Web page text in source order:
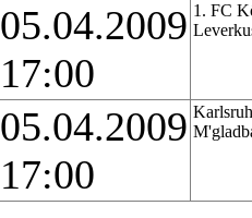
05.04.2009
17:00
1. FC
05.04.2009
17:00